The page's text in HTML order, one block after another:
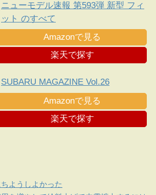
ニューモデル速報 第593弾 新型 フィ
ット のすべて
Amazonで見る
楽天で探す
SUBARU MAGAZINE Vol.26
Amazonで見る
楽天で探す
ようしよかった